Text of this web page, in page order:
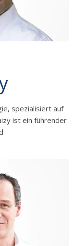
spezialisiert auf
ist ein führender